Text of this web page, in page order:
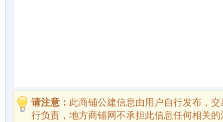
请注意： 此商铺公建信息由用户自行发布，
行负责，地方商铺网不承担此信息任何相关